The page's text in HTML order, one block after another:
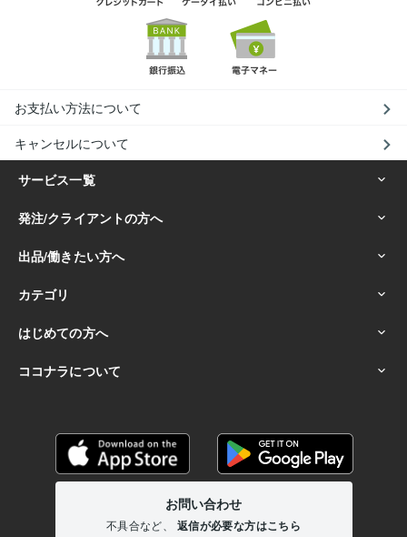
お支払い方法について
キャンセルについて